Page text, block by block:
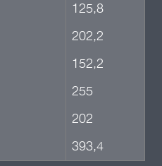
125,8
202,2
152,2
255
202
393,4